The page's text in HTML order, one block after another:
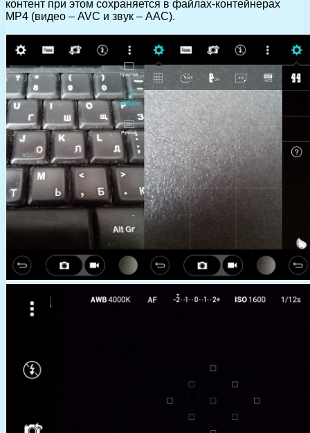
контент при этом сохраняется в файлах-контейнерах
MP4 (видео – AVC и звук – AAC).